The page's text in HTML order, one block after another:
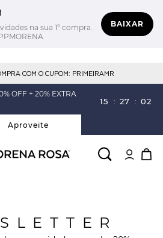
na sua 1° compra.
BAIXAR
COM O CUPOM: PRIMEIRAMR
OFF + 20% EXTRA
15 : 27 : 02
Aproveite